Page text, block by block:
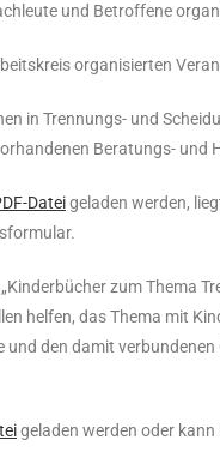
und Betroffene
organisierten
in Trennungs- und
Beratungs- und
Dateigeladen werden,
zum Thema
helfen, das Thema mit
und den damit
geladen werden oder